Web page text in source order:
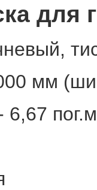
для
мм
6,67